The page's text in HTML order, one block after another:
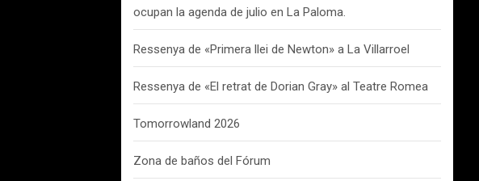
ocupan la agenda de julio en La Paloma.
Ressenya de «Primera llei de Newton» a La Villarroel
Ressenya de «El retrat de Dorian Gray» al Teatre Romea
Tomorrowland 2026
Zona de baños del Fórum